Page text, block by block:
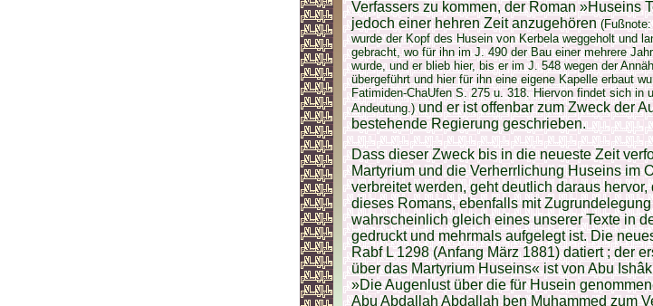
Verfassers zu kommen, der Roman »Huseins
jedoch einer hehren Zeit anzugehören
wurde der Kopf des Husein von Kerbela weggeholt und
gebracht, wo für ihn im J. 490 der Bau einer mehrere
wurde, und er blieb hier, bis er im J. 548 wegen der
übergeführt und hier für ihn eine eigene Kapelle erbaut
Fatimiden-ChaUfen S. 275 u. 318. Hiervon findet sich in
Andeutung.)und er ist offenbar zum Zweck der
bestehende Regierung geschrieben.
Dass dieser Zweck bis in die neueste Zeit
Martyrium und die Verherrlichung Huseins im
verbreitet werden, geht deutlich daraus
dieses Romans, ebenfalls mit
wahrscheinlich gleich eines unserer Texte in
gedruckt und mehrmals aufgelegt ist. Die
Rabf L 1298 (Anfang März 1881) datiert ; der
über das Martyrium Huseins« ist von Abu
»Die Augenlust über die für Husein
Abu Abdallah Abdallah ben Muhammed zum